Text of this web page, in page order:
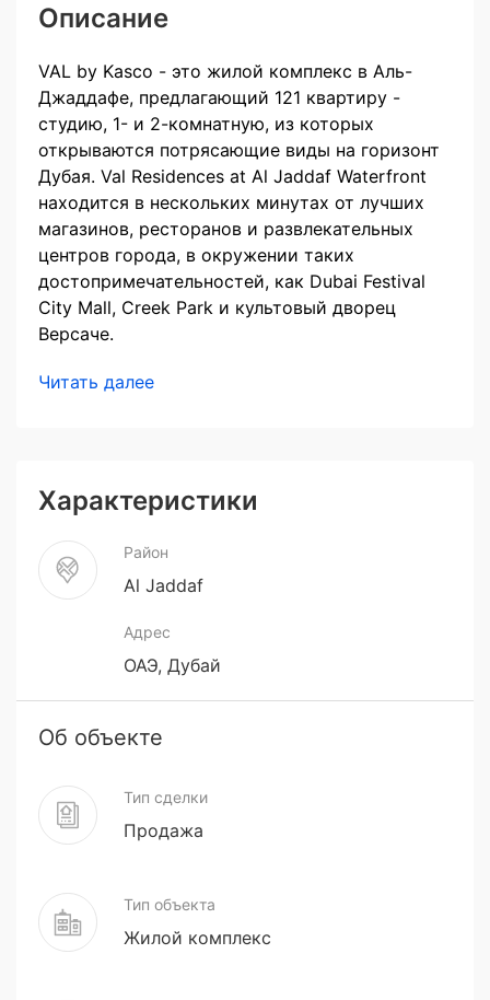
Описание
VAL by Kasco - это жилой комплекс в Аль-
Джаддафе, предлагающий 121 квартиру -
студию, 1- и 2-комнатную, из которых
открываются потрясающие виды на горизонт
Дубая. Val Residences at Al Jaddaf Waterfront
находится в нескольких минутах от лучших
магазинов, ресторанов и развлекательных
центров города, в окружении таких
достопримечательностей, как Dubai Festival
City Mall, Creek Park и культовый дворец
Версаче.
Читать далее
Характеристики
Район
Al Jaddaf
Адрес
ОАЭ, Дубай
Об объекте
Тип сделки
Продажа
Тип объекта
Жилой комплекс